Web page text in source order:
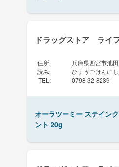
ドラッグストア ライ
住所:
兵庫県西宮市池田
読み:
ひょうごけんに
TEL : 0798-32-8239
オーラツーミー ステイン
ント 20g